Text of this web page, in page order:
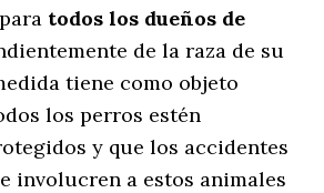
todos los dueños de
de la raza de su
tiene como objeto
los perros estén
y que los accidentes
involucren a estos animales